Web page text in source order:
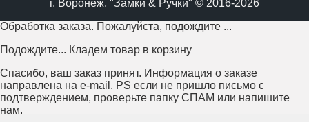
г. Воронеж, "Замки & Ручки" © 2016-2026
Обработка заказа. Пожалуйста, подождите ...
Подождите... Кладем товар в корзину
Спасибо, ваш заказ принят. Информация о заказе
направлена на e-mail. PS если не пришло письмо с
подтверждением, проверьте папку СПАМ или напишите
нам.